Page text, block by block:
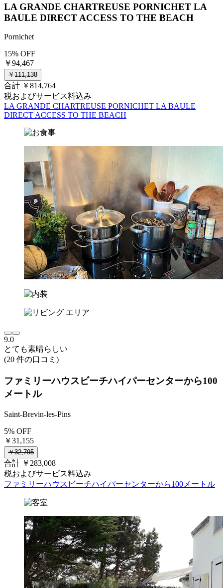
LA GRANDE CHARTREUSE PORNICHET LA
BAULE DIRECT ACCESS TO THE BEACH
Pornichet
15% OFF
￥94,467
￥111,138
合計 ￥814,764
税およびサービス料込み
LA GRANDE CHARTREUSE PORNICHET LA BAULE
DIRECT ACCESS TO THE BEACH
9.0
とても素晴らしい
(20 件の口コミ)
ファミリーハウスビーチハイパーセンターから100
メートル
Saint-Brevin-les-Pins
5% OFF
￥31,155
￥32,795
合計 ￥283,008
税およびサービス料込み
ファミリーハウスビーチハイパーセンターから100メートル